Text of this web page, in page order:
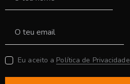
Eu aceito a Política de Privacidade